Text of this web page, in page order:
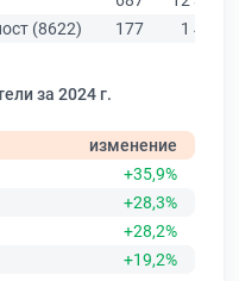
(8622)
177 1 485
за 2024 г.
изменение
+35,9%
+28,3%
+28,2%
+19,2%